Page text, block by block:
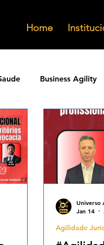
Home
Business Agility
Ageis
Ágeis Eventos
Metodos
Agilidade
Universo
Jan 14